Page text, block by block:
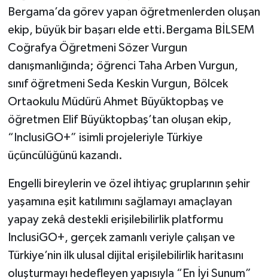
Bergama’da görev yapan öğretmenlerden oluşan
ekip, büyük bir başarı elde etti.Bergama BİLSEM
Coğrafya Öğretmeni Sözer Vurgun
danışmanlığında; öğrenci Taha Arben Vurgun,
sınıf öğretmeni Seda Keskin Vurgun, Bölcek
Ortaokulu Müdürü Ahmet Büyüktopbaş ve
öğretmen Elif Büyüktopbaş’tan oluşan ekip,
“InclusiGO+” isimli projeleriyle Türkiye
üçüncülüğünü kazandı.
Engelli bireylerin ve özel ihtiyaç gruplarının şehir
yaşamına eşit katılımını sağlamayı amaçlayan
yapay zekâ destekli erişilebilirlik platformu
InclusiGO+, gerçek zamanlı veriyle çalışan ve
Türkiye’nin ilk ulusal dijital erişilebilirlik haritasını
oluşturmayı hedefleyen yapısıyla “En İyi Sunum”